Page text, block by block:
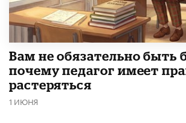
​Вам не обязательно быть
почему педагог имеет
растеряться
1 ИЮНЯ